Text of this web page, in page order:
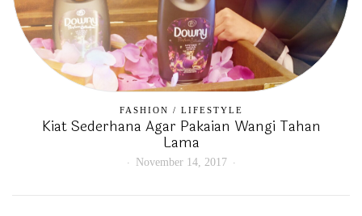
FASHION / LIFESTYLE
Kiat Sederhana Agar Pakaian Wangi Tahan
Lama
November 14, 2017